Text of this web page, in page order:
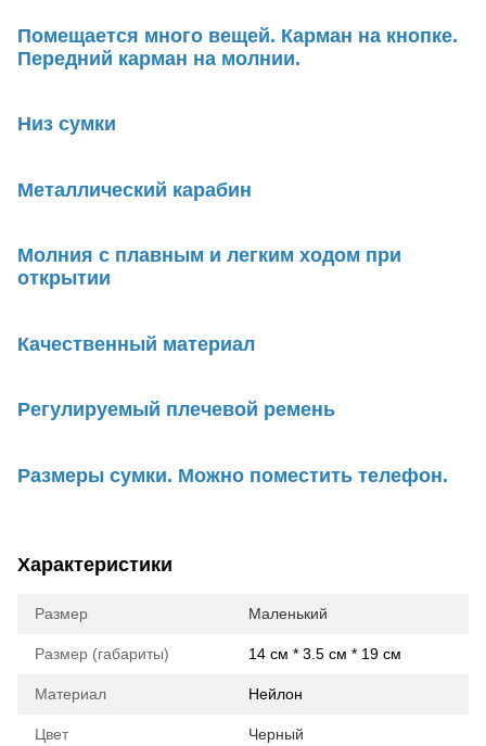
Помещается много вещей. Карман на кнопке.
Передний карман на молнии.
Низ сумки
Металлический карабин
Молния с плавным и легким ходом при
открытии
Качественный материал
Регулируемый плечевой ремень
Размеры сумки. Можно поместить телефон.
Характеристики
Размер Маленький
Размер (габариты) 14 см * 3.5 см * 19 см
Материал Нейлон
Цвет Черный